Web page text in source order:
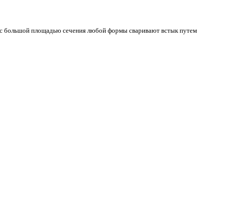
большой площадью сечения любой формы сваривают встык путем